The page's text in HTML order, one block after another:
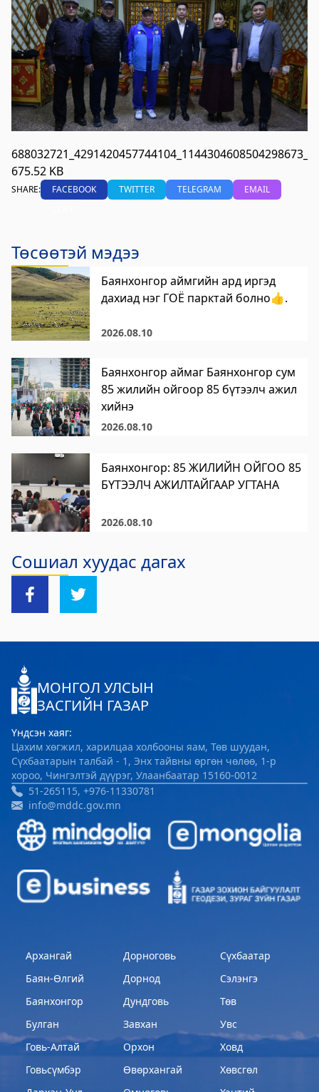
газар
2023-06-06 06:47:28
Дэлгэрэнгүй
Улсын бүртгэлийн хэлтэс
2023-06-06 06:41:23
Дэлгэрэнгүй
Цагдаагийн газар
2023-06-06 06:38:02
Дэлгэрэнгүй
шинжилгээний төв
2024-09-05 06:43:59
Дэлгэрэнгүй
Сод Эрдэм Сургууль-Sod Erdem School
2024-09-02 01:18:58
Дэлгэрэнгүй
Хөвсгөл аймгийн Боловсрол, шинжлэх
ухааны газар
2024-08-26 03:23:18
Хөвсгөл Зооноз
2024-08-12 08:33:05
Дэлгэрэнгүй
газар
2024-08-06 08:04:47
Дэлгэрэнгүй
675.52 KB
SHARE: FACEBOOK TWITTER TELEGRAM
EMAIL
Төсөөтэй мэдээ
Баянхонгор аймгийн ард иргэд
дахиад нэг ГОЁ парктай болно👍.
2026.08.10
Баянхонгор аймаг Баянхонгор сум
85 жилийн ойгоор 85 бүтээлч ажил
хийнэ
2026.08.10
Баянхонгор: 85 ЖИЛИЙН ОЙГОО 85
БҮТЭЭЛЧ АЖИЛТАЙГААР УГТАНА
2026.08.10
Сошиал хуудас дагах
МОНГОЛ УЛСЫН
ЗАСГИЙН ГАЗАР
Үндсэн хаяг:
Цахим хөгжил, харилцаа холбооны яам, Төв шуудан,
Сүхбаатарын талбай - 1, Энх тайвны өргөн чөлөө, 1-р
хороо, Чингэлтэй дүүрэг, Улаанбаатар 15160-0012
51-265115, +976-11330781
info@mddc.gov.mn
Архангай
Баян-Өлгий
Баянхонгор
Булган
Говь-Алтай
Говьсүмбэр
Дорноговь
Дорнод
Дундговь
Завхан
Орхон
Өвөрхангай
Сүхбаатар
Сэлэнгэ
Төв
Увс
Ховд
Хөвсгөл